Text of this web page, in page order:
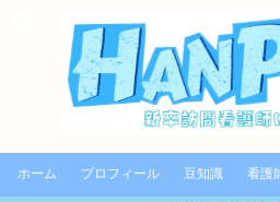
ホーム プロフィール 豆知識 看護